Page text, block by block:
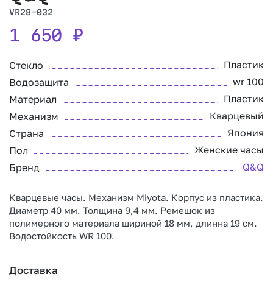
VR28-032
1 650 ₽
Стекло
Пластик
Водозащита
wr 100
Материал
Пластик
Механизм
Кварцевый
Страна
Япония
Пол
Женские часы
Бренд
Q&Q
Кварцевые часы. Механизм Miyota. Корпус из пластика.
Диаметр 40 мм. Толщина 9,4 мм. Ремешок из
полимерного материала шириной 18 мм, длинна 19 см.
Водостойкость WR 100.
Доставка